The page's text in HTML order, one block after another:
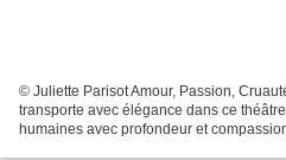
© Juliette Parisot Amour, Passion,
transporte avec élégance dans ce
humaines avec profondeur et